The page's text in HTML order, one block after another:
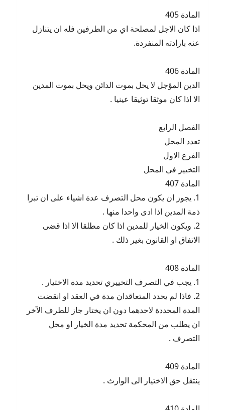
المادة 405
اذا كان الاجل لمصلحة اي من الطرفين فله ان يتنازل
عنه بارادته المنفردة.
المادة 406
الدين المؤجل لا يحل بموت الدائن ويحل بموت المدين
الا اذا كان موثقا توثيقا عينيا .
الفصل الرابع
تعدد المحل
الفرع الاول
التخيير في المحل
المادة 407
1. يجوز ان يكون محل التصرف عدة اشياء على ان تبرا
ذمة المدين اذا ادى واحدا منها .
2. ويكون الخيار للمدين اذا كان مطلقا الا اذا قضى
الاتفاق او القانون بغير ذلك .
المادة 408
1. يجب في التصرف التخييري تحديد مدة الاختيار .
2. فاذا لم يحدد المتعاقدان مدة في العقد او انقضت
المدة المحددة لاحدهما دون ان يختار جاز للطرف الآخر
ان يطلب من المحكمة تحديد مدة الخيار او محل
التصرف .
المادة 409
ينتقل حق الاختيار الى الوارث .